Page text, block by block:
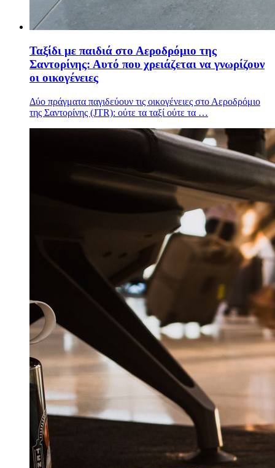
Ταξίδι με παιδιά στο Αεροδρόμιο της
Σαντορίνης: Αυτό που χρειάζεται να γνωρίζουν
οι οικογένειες
Δύο πράγματα παγιδεύουν τις οικογένειες στο Αεροδρόμιο
της Σαντορίνης (JTR): ούτε τα ταξί ούτε τα …